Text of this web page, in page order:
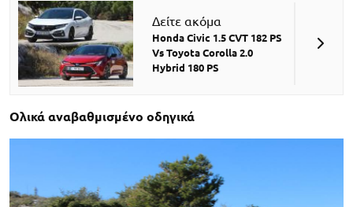
Δείτε ακόμα
Honda Civic 1.5 CVT 182 PS
Vs Toyota Corolla 2.0
Hybrid 180 PS
Ολικά αναβαθμισμένο οδηγικά